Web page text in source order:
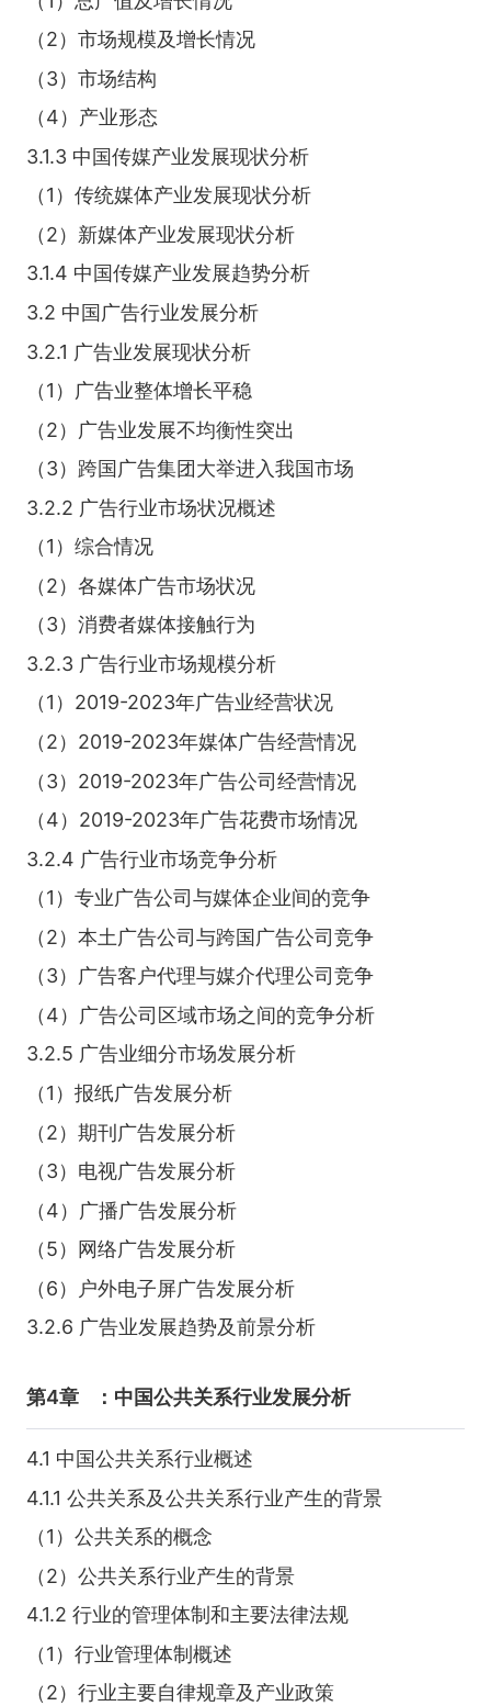
（2）市场规模及增长情况
（3）市场结构
（4）产业形态
3.1.3 中国传媒产业发展现状分析
（1）传统媒体产业发展现状分析
（2）新媒体产业发展现状分析
3.1.4 中国传媒产业发展趋势分析
3.2 中国广告行业发展分析
3.2.1 广告业发展现状分析
（1）广告业整体增长平稳
（2）广告业发展不均衡性突出
（3）跨国广告集团大举进入我国市场
3.2.2 广告行业市场状况概述
（1）综合情况
（2）各媒体广告市场状况
（3）消费者媒体接触行为
3.2.3 广告行业市场规模分析
（1）2019-2023年广告业经营状况
（2）2019-2023年媒体广告经营情况
（3）2019-2023年广告公司经营情况
（4）2019-2023年广告花费市场情况
3.2.4 广告行业市场竞争分析
（1）专业广告公司与媒体企业间的竞争
（2）本土广告公司与跨国广告公司竞争
（3）广告客户代理与媒介代理公司竞争
（4）广告公司区域市场之间的竞争分析
3.2.5 广告业细分市场发展分析
（1）报纸广告发展分析
（2）期刊广告发展分析
（3）电视广告发展分析
（4）广播广告发展分析
（5）网络广告发展分析
（6）户外电子屏广告发展分析
3.2.6 广告业发展趋势及前景分析
第4章 ：中国公共关系行业发展分析
4.1 中国公共关系行业概述
4.1.1 公共关系及公共关系行业产生的背景
（1）公共关系的概念
（2）公共关系行业产生的背景
4.1.2 行业的管理体制和主要法律法规
（1）行业管理体制概述
（2）行业主要自律规章及产业政策